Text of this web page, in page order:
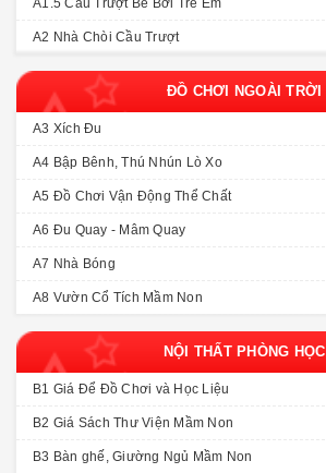
A1.5 Cầu Trượt Bể Bơi Trẻ Em
A2 Nhà Chòi Cầu Trượt
ĐỒ CHƠI NGOÀI TRỜI
A3 Xích Đu
A4 Bập Bênh, Thú Nhún Lò Xo
A5 Đồ Chơi Vận Động Thể Chất
A6 Đu Quay - Mâm Quay
A7 Nhà Bóng
A8 Vườn Cổ Tích Mầm Non
NỘI THẤT PHÒNG HỌC
B1 Giá Để Đồ Chơi và Học Liệu
B2 Giá Sách Thư Viện Mầm Non
B3 Bàn ghế, Giường Ngủ Mầm Non